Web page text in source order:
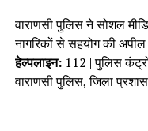
वाराणसी पुलिस ने सोशल
नागरिकों से सहयोग की
हेल्पलाइन: 112 | पुलिस
वाराणसी पुलिस, जिला